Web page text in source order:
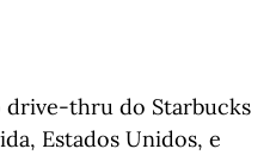
drive-thru do Starbucks
Estados Unidos, e